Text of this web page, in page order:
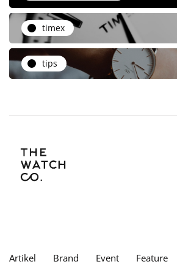
timex
tips
Artikel Brand Event Feature